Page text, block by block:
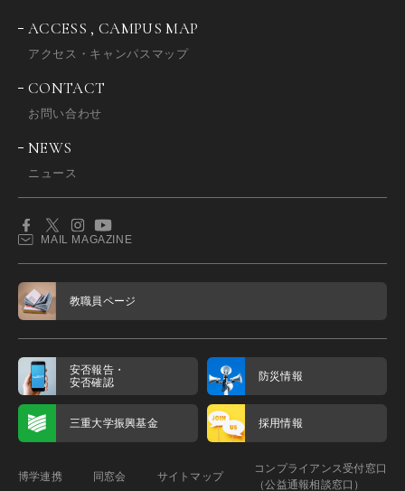
ACCESS , CAMPUS MAP
アクセス・キャンパスマップ
CONTACT
お問い合わせ
NEWS
ニュース
MAIL MAGAZINE
教職員ページ
安否報告・
安否確認
防災情報
三重大学振興基金 採用情報
博学連携 同窓会 サイトマップ
コンプライアンス受付窓口
（公益通報相談窓口）